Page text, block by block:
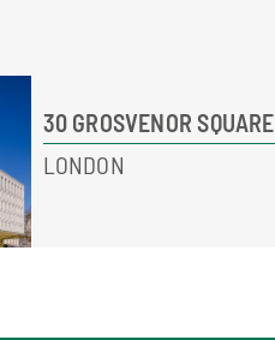
30 GROSVENOR SQUARE
LONDON